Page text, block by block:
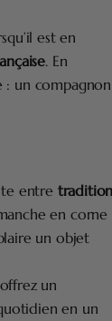
est en
. En
: un compagnon
entre tradition
en corne
un objet
un
en un